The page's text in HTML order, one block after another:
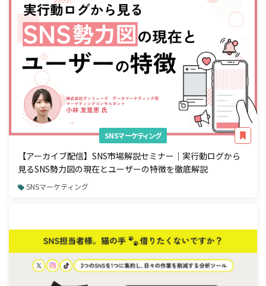
SNSマーケティング
【アーカイブ配信】SNS市場解説セミナー｜実行動ログから
見るSNS勢力図の現在とユーザーの特徴を徹底解説
SNSマーケティング